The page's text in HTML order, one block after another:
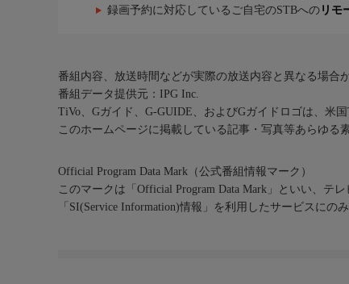
録画予約に対応しているご自宅のSTBへの リモ
番組内容、放送時間などが実際の放送内容と異なる場合
番組データ提供元：IPG Inc.
TiVo、Gガイド、G-GUIDE、およびGガイドロゴは、米
このホームページに掲載している記事・写真等あらゆる
Official Program Data Mark（公式番組情報マーク）
このマークは「Official Program Data Mark」といい、テ
「SI(Service Information)情報」を利用したサービスにの